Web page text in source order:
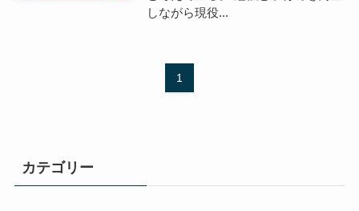
しながら現役...
1
カテゴリー